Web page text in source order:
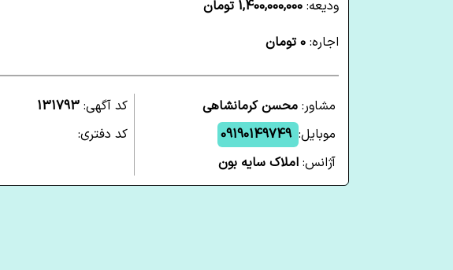
ودیعه: 1,400,000,000 تومان
اجاره: 0 تومان
مشاور: محسن کرمانشاهی
موبایل: 09190149749
آژانس: املاک سایه بون
کد آگهی: 131793
کد دفتری: